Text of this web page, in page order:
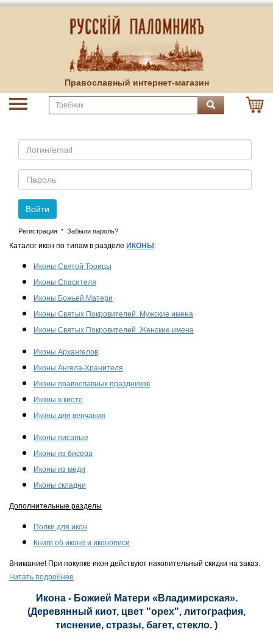
Православный интернет-магазин
Email
Пароль
Войти
Регистрация · Забыли пароль?
Каталог икон по типам в разделе ИКОНЫ :
Иконы Святой Троицы
Иконы Спасителя
Иконы Божьей Матери
Иконы Святых Покровителей. Мужские имена
Иконы Святых Покровителей. Женские имена
Иконы Архангелов
Иконы Ангела-Хранителя
Иконы православных праздников
Иконы в киоте
Иконы для венчания
Иконы писаные
Иконы из бисера
Иконы из меди
Иконы складни
Дополнительные разделы
Полки для икон
Книги об иконе и иконописи
Внимание! При покупке икон действуют накопительный скидки на заказ.
Читать подробнее
Икона - Божией Матери «Владимирская».
(Деревянный киот, цвет "орех", литография,
тиснение, стразы, багет, стекло. )